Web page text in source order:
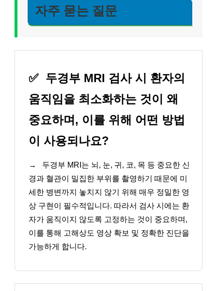
자주 묻는 질문
✅ 두경부 MRI 검사 시 환자의
움직임을 최소화하는 것이 왜
중요하며, 이를 위해 어떤 방법
이 사용되나요?
→
두경부 MRI는 뇌, 눈, 귀, 코, 목 등 중요한 신
경과 혈관이 밀집한 부위를 촬영하기 때문에 미
세한 병변까지 놓치지 않기 위해 매우 정밀한 영
상 구현이 필수적입니다. 따라서 검사 시에는 환
자가 움직이지 않도록 고정하는 것이 중요하며,
이를 통해 고해상도 영상 확보 및 정확한 진단을
가능하게 합니다.